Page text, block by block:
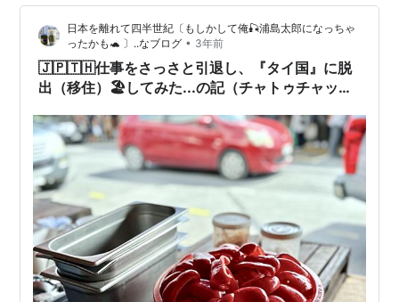
日本を離れて四半世紀〔もしかして俺🎣浦島太郎になっちゃ
ったかも🐢 〕..なブログ • 3年前
🇯🇵🇹🇭仕事をさっさと引退し、『タイ国』に脱
出（移住）🏖してみた...の記（チャトゥチャック